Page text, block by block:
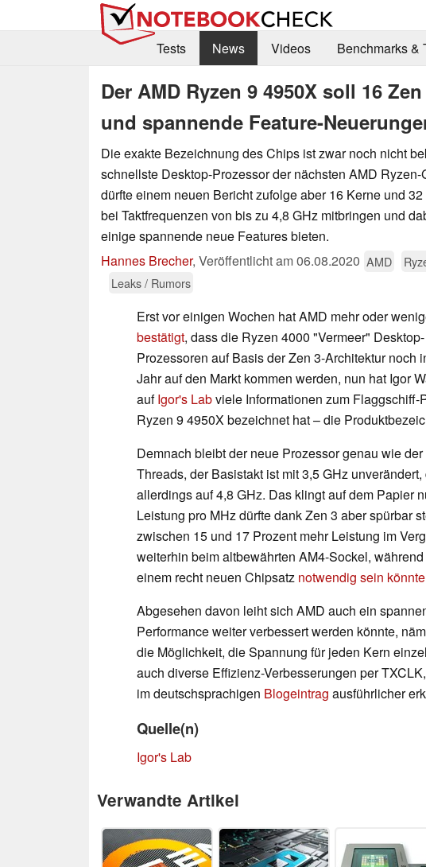
Tests
News Videos Benchmarks &
Der AMD Ryzen 9 4950X soll 16
und spannende Feature-
Die exakte Bezeichnung des Chips ist zwar noch nicht
schnellste Desktop-Prozessor der nächsten AMD Ryzen-
dürfte einem neuen Bericht zufolge aber 16 Kerne und
bei Taktfrequenzen von bis zu 4,8 GHz mitbringen und
einige spannende neue Features bieten.
Hannes Brecher, Veröffentlicht am06.08.2020 AMD
Leaks / Rumors
Erst vor einigen Wochen hat AMD mehr oder
bestätigt, dass die Ryzen 4000 "Vermeer" Desktop-
Prozessoren auf Basis der Zen 3-Architektur noch
Jahr auf den Markt kommen werden, nun hat Igor
aufIgor's Labviele Informationen zum
Ryzen 9 4950X bezeichnet hat – die
Demnach bleibt der neue Prozessor genau wie der
Threads, der Basistakt ist mit 3,5 GHz
allerdings auf 4,8 GHz. Das klingt auf dem Papier
Leistung pro MHz dürfte dank Zen 3 aber spürbar
zwischen 15 und 17 Prozent mehr Leistung im
weiterhin beim altbewährten AM4-Sockel,
einem recht neuen Chipsatz notwendig sein
Abgesehen davon leiht sich AMD auch ein
Performance weiter verbessert werden könnte,
die Möglichkeit, die Spannung für jeden Kern
auch diverse Effizienz-Verbesserungen per
im deutschsprachigen Blogeintrag ausführlicher
Quelle(n)
Igor's Lab
Verwandte Artikel